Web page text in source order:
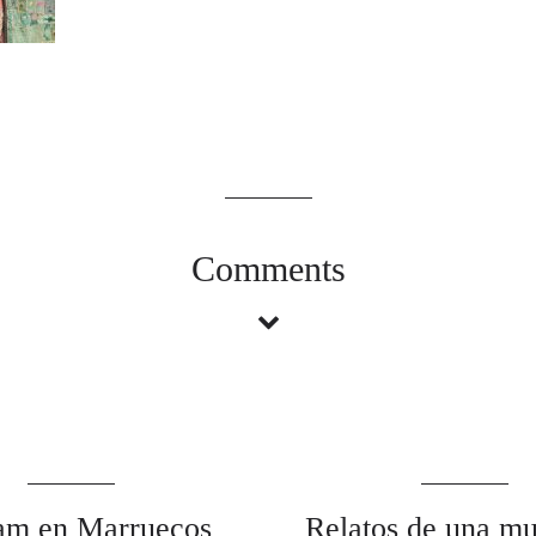
Comments
en Marruecos Relatos de una